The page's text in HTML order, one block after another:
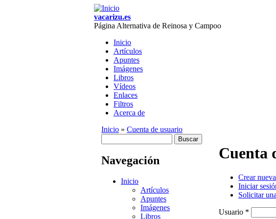
vacarizu.es
Página Alternativa de Reinosa y Campoo
Main menu
Inicio
Artículos
Apuntes
Imágenes
Libros
Vídeos
Enlaces
Filtros
Acerca de
You are here
Inicio » Cuenta de usuario
búsqueda
Navegación
Inicio
Artículos
Apuntes
Imágenes
Libros
Cuenta
Primary
Crear
Iniciar
Solicitar
Usuario *